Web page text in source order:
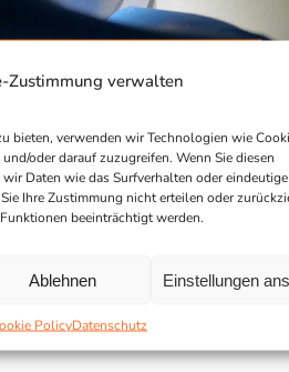
Zustimmung verwalten
bieten, verwenden wir Technologien wie
oder darauf zuzugreifen. Wenn Sie diesen
Daten wie das Surfverhalten oder
Ihre Zustimmung nicht erteilen oder
beeinträchtigt werden.
Ablehnen Einstellungen
PolicyDatenschutz